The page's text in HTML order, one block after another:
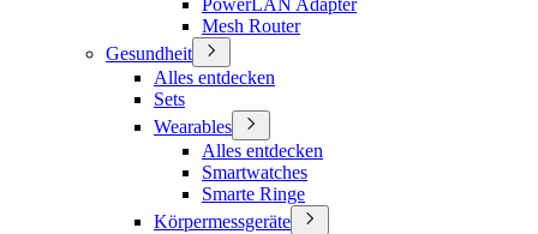
PowerLAN Adapter
Mesh Router
Gesundheit
Alles entdecken
Sets
Wearables
Alles entdecken
Smartwatches
Smarte Ringe
Körpermessgeräte